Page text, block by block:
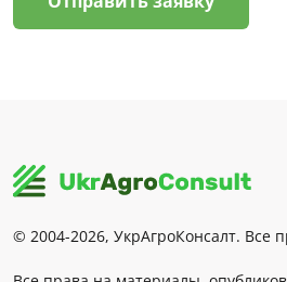
© 2004-2026, УкрАгроКонсалт. Все